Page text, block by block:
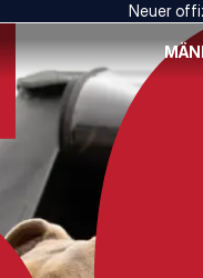
Neuer